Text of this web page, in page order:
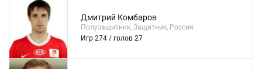
Дмитрий Комбаров
Полузащитник, Защитник, Россия
Игр 274 / голов 27